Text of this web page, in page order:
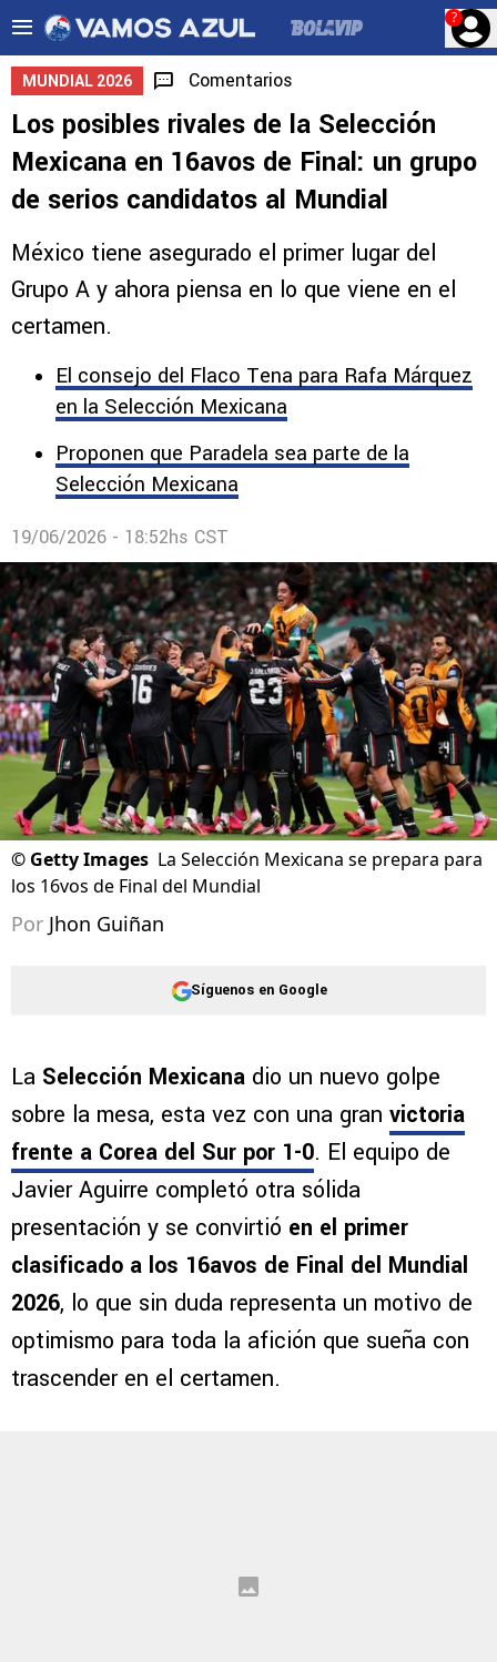
?
MUNDIAL 2026 Comentarios
Los posibles rivales de la Selección
Mexicana en 16avos de Final: un grupo
de serios candidatos al Mundial
México tiene asegurado el primer lugar del
Grupo A y ahora piensa en lo que viene en el
certamen.
El consejo del Flaco Tena para Rafa Márquez
en la Selección Mexicana
Proponen que Paradela sea parte de la
Selección Mexicana
19/06/2026 - 18:52hs CST
© Getty Images La Selección Mexicana se prepara para
los 16vos de Final del Mundial
Por Jhon Guiñan
Síguenos en Google
La Selección Mexicana dio un nuevo golpe
sobre la mesa, esta vez con una gran victoria
frente a Corea del Sur por 1-0. El equipo de
Javier Aguirre completó otra sólida
presentación y se convirtió en el primer
clasificado a los 16avos de Final del Mundial
2026, lo que sin duda representa un motivo de
optimismo para toda la afición que sueña con
trascender en el certamen.